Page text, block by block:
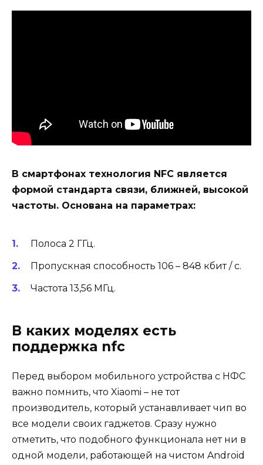
В смартфонах технология NFC является
формой стандарта связи, ближней, высокой
частоты. Основана на параметрах:
Полоса 2 ГГц.
Пропускная способность 106 – 848 кбит / с.
Частота 13,56 МГц.
В каких моделях есть
поддержка nfc
Перед выбором мобильного устройства с НФС
важно помнить, что Xiaomi – не тот
производитель, который устанавливает чип во
все модели своих гаджетов. Сразу нужно
отметить, что подобного функционала нет ни в
одной модели, работающей на чистом Android